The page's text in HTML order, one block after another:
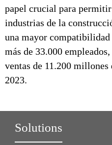
papel crucial para
industrias de la
una mayor
más de 33.000
ventas de 11.200 millones
2023.
Solutions